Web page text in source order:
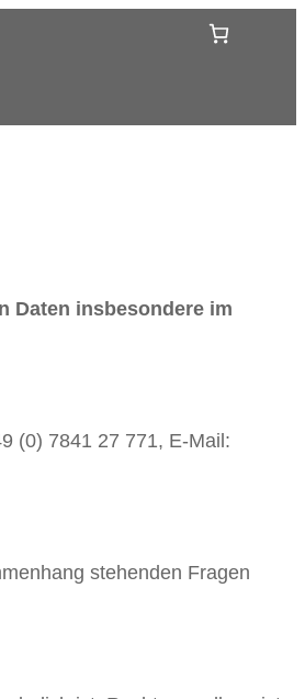
Daten insbesondere im
(0) 7841 27 771, E-Mail:
stehenden Fragen